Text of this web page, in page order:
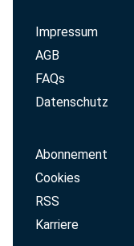
Impressum
AGB
FAQs
Datenschutz
Abonnement
Cookies
RSS
Karriere